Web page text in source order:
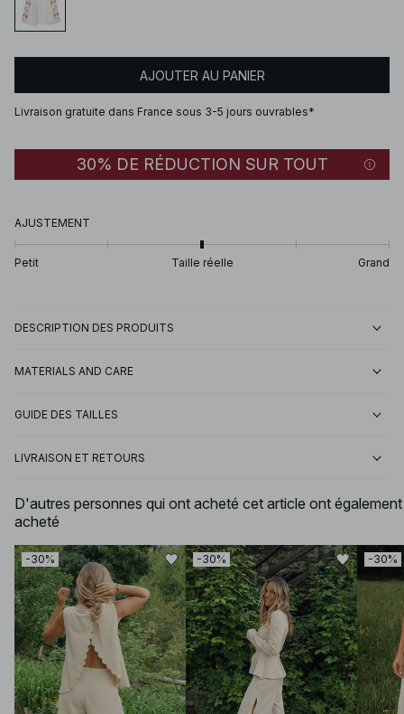
AJOUTER AU PANIER
Livraison gratuite dans France sous 3-5 jours ouvrables*
30% DE RÉDUCTION SUR TOUT
AJUSTEMENT
Petit Taille réelle Grand
DESCRIPTION DES PRODUITS
MATERIALS AND CARE
GUIDE DES TAILLES
LIVRAISON ET RETOURS
D'autres personnes qui ont acheté cet article ont également
acheté
-30% -30% -30%